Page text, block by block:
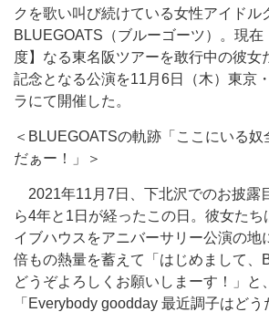
クを歌い叫び続けている女性アイドル
BLUEGOATS（ブルーゴーツ）。現在
度】なる東名阪ツアーを敢行中の彼女
記念となる公演を11月6日（木）東京
ラにて開催した。
＜BLUEGOATSの軌跡「ここにいる
だぁー！」＞
2021年11月7日、下北沢でのお披露
ら4年と1日が経ったこの日。彼女たち
イブハウスをアニバーサリー公演の地
倍もの熱量を蓄えて「はじめまして、
どうぞよろしくお願いしまーす！」と
「Everybody goodday 最近調子はど